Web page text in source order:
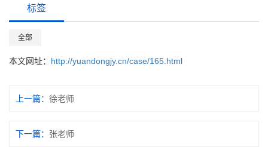
标签
全部
本文网址： http://yuandongjy.cn/case/165.html
上一篇： 徐老师
下一篇： 张老师